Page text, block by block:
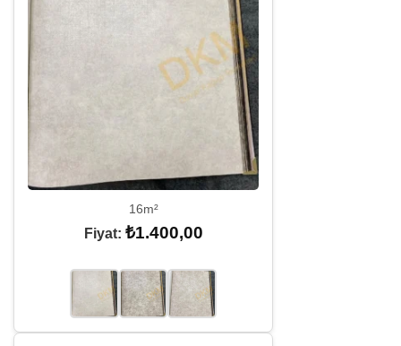
16m²
Fiyat: ₺1.400,00